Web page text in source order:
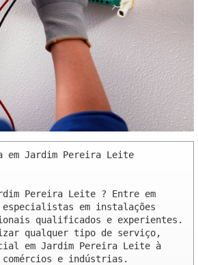
em Jardim Pereira Leite
Pereira Leite ? Entre em
especialistas em instalações
qualificados e experientes.
qualquer tipo de serviço,
em Jardim Pereira Leite à
comércios e indústrias.